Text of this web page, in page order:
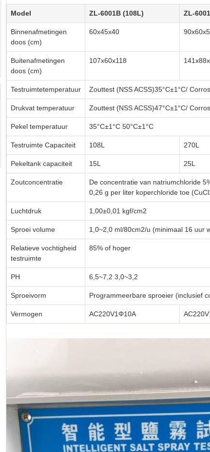
Model ZL-6001B (108L) ZL-
Binnenafmetingen
doos (cm)
60x45x40
Buitenafmetingen
doos (cm)
107x60x118
Testruimtetemperatuur Zouttest (NSS ACSS)35°C±1°C/
Drukvat temperatuur Zouttest (NSS ACSS)47°C±1°C/
Pekel temperatuur 35°C±1°C 50°C±1°C
Testruimte Capaciteit 108L 270L
Pekeltank capaciteit 15L 25L
Zoutconcentratie
De concentratie van natriumchloride
0,26 g per liter koperchloride toe
Luchtdruk 1,00±0,01 kgf/cm2
Sproei volume 1,0~2,0 ml/80cm2/u (minimaal 16 uur
Relatieve vochtigheid
testruimte
85% of hoger
PH 6,5~7,2 3,0~3,2
Sproeivorm Programmeerbare sproeier (inclusief
Vermogen AC220V1Φ10A